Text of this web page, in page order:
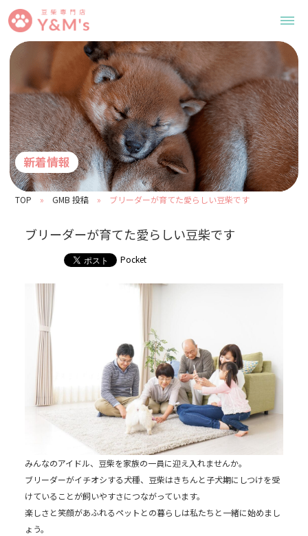
新着情報
TOP GMB 投稿 ブリーダーが育てた愛らしい豆柴です
ブリーダーが育てた愛らしい豆柴です
Pocket
みんなのアイドル、豆柴を家族の一員に迎え入れませんか。
ブリーダーがイチオシする犬種、豆柴はきちんと子犬期にしつけを受
けていることが飼いやすさにつながっています。
楽しさと笑顔があふれるペットとの暮らしは私たちと一緒に始めまし
ょう。